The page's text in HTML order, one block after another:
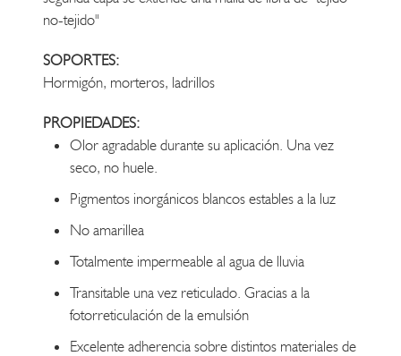
no-tejido"
SOPORTES:
Hormigón, morteros, ladrillos
PROPIEDADES:
Olor agradable durante su aplicación. Una vez
seco, no huele.
Pigmentos inorgánicos blancos estables a la luz
No amarillea
Totalmente impermeable al agua de lluvia
Transitable una vez reticulado. Gracias a la
fotorreticulación de la emulsión
Excelente adherencia sobre distintos materiales de